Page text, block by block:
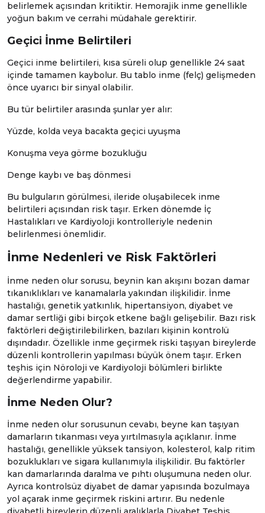
belirlemek açısından kritiktir. Hemorajik inme genellikle
yoğun bakım ve cerrahi müdahale gerektirir.
Geçici İnme Belirtileri
Geçici inme belirtileri, kısa süreli olup genellikle 24 saat
içinde tamamen kaybolur. Bu tablo inme (felç) gelişmeden
önce uyarıcı bir sinyal olabilir.
Bu tür belirtiler arasında şunlar yer alır:
Yüzde, kolda veya bacakta geçici uyuşma
Konuşma veya görme bozukluğu
Denge kaybı ve baş dönmesi
Bu bulguların görülmesi, ileride oluşabilecek inme
belirtileri açısından risk taşır. Erken dönemde İç
Hastalıkları ve Kardiyoloji kontrolleriyle nedenin
belirlenmesi önemlidir.
İnme Nedenleri ve Risk Faktörleri
İnme neden olur sorusu, beynin kan akışını bozan damar
tıkanıklıkları ve kanamalarla yakından ilişkilidir. İnme
hastalığı, genetik yatkınlık, hipertansiyon, diyabet ve
damar sertliği gibi birçok etkene bağlı gelişebilir. Bazı risk
faktörleri değiştirilebilirken, bazıları kişinin kontrolü
dışındadır. Özellikle inme geçirmek riski taşıyan bireylerde
düzenli kontrollerin yapılması büyük önem taşır. Erken
teşhis için Nöroloji ve Kardiyoloji bölümleri birlikte
değerlendirme yapabilir.
İnme Neden Olur?
İnme neden olur sorusunun cevabı, beyne kan taşıyan
damarların tıkanması veya yırtılmasıyla açıklanır. İnme
hastalığı, genellikle yüksek tansiyon, kolesterol, kalp ritim
bozuklukları ve sigara kullanımıyla ilişkilidir. Bu faktörler
kan damarlarında daralma ve pıhtı oluşumuna neden olur.
Ayrıca kontrolsüz diyabet de damar yapısında bozulmaya
yol açarak inme geçirmek riskini artırır. Bu nedenle